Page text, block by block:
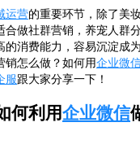
运营的重要环节，除了美
合做社群营销，养宠人群
的消费能力，容易沉淀成
销怎么做？如何用企业微
服跟大家分享一下！
何利用企业微信